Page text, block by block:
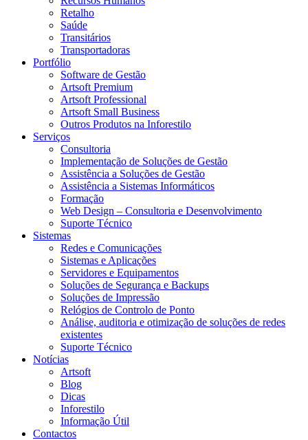
Retalho
Saúde
Transitários
Transportadoras
Portfólio
Software de Gestão
Artsoft Premium
Artsoft Professional
Artsoft Small Business
Outros Produtos na Inforestilo
Serviços
Consultoria
Implementação de Soluções de Gestão
Assistência a Soluções de Gestão
Assistência a Sistemas Informáticos
Formação
Web Design – Consultoria e Desenvolvimento
Suporte Técnico
Sistemas
Redes e Comunicações
Sistemas e Aplicações
Servidores e Equipamentos
Soluções de Segurança e Backups
Soluções de Impressão
Relógios de Controlo de Ponto
Análise, auditoria e otimização de soluções de redes
existentes
Suporte Técnico
Notícias
Artsoft
Blog
Dicas
Inforestilo
Informação Útil
Contactos